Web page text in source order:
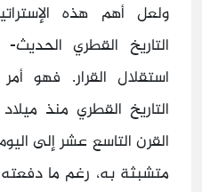
ولعل أهم هذه
التاريخ القطري
استقلال القرار. فهو
التاريخ القطري منذ
القرن التاسع عشر إلى
متشبثة به، رغم ما